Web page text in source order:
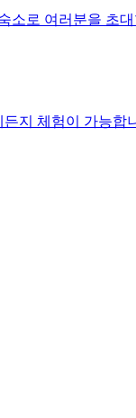
로 여러분을 초
지 체험이 가능